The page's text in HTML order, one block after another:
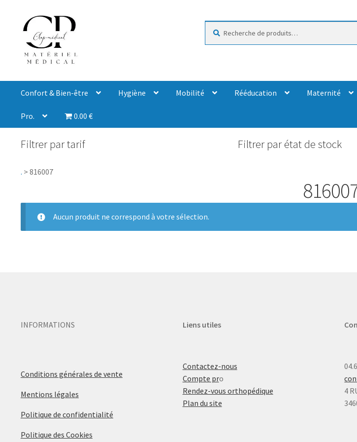
Confort & Bien-être Hygiène Mobilité Rééducation Maternité
Pro. 0.00 €
Filtrer par tarif Filtrer par état de stock
. > 816007
Aucun produit ne correspond à votre sélection.
INFORMATIONS
Conditions générales de vente
Mentions légales
Politique de confidentialité
Politique des Cookies
Liens utiles
Contactez-nous
Compte pro
Rendez-vous orthopédique
Plan du site
4